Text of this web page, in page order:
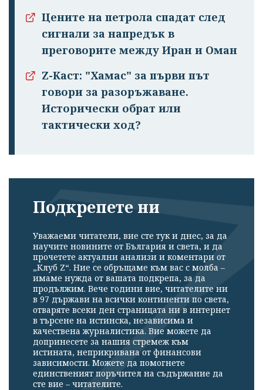
Цените на петрола спадат след
сигнали за напредък в
преговорите между Иран и Оман
Z-Каст: "Хамас" за първи път
говори за разоръжаване.
Исторически обрат или
тактически ход?
Подкрепете ни
Уважаеми читатели, вие сте тук и днес, за да
научите новините от България и света, и да
прочетете актуални анализи и коментари от
„Клуб Z“. Ние се обръщаме към вас с молба –
имаме нужда от вашата подкрепа, за да
продължим. Вече години вие, читателите ни
в 97 държави на всички континенти по света,
отваряте всеки ден страницата ни в интернет
в търсене на истинска, независима и
качествена журналистика. Вие можете да
допринесете за нашия стремеж към
истината, неприкривана от финансови
зависимости. Можете да помогнете
единственият поръчител на съдържание да
сте вие – читателите.